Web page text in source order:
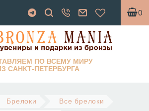
0
ПО ВСЕМУ МИРУ
САНКТ-ПЕТЕРБУРГА
Брелоки
Все брелоки